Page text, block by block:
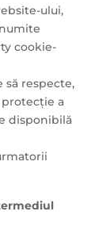
ului,
cookie-
respecte,
a
disponibilă